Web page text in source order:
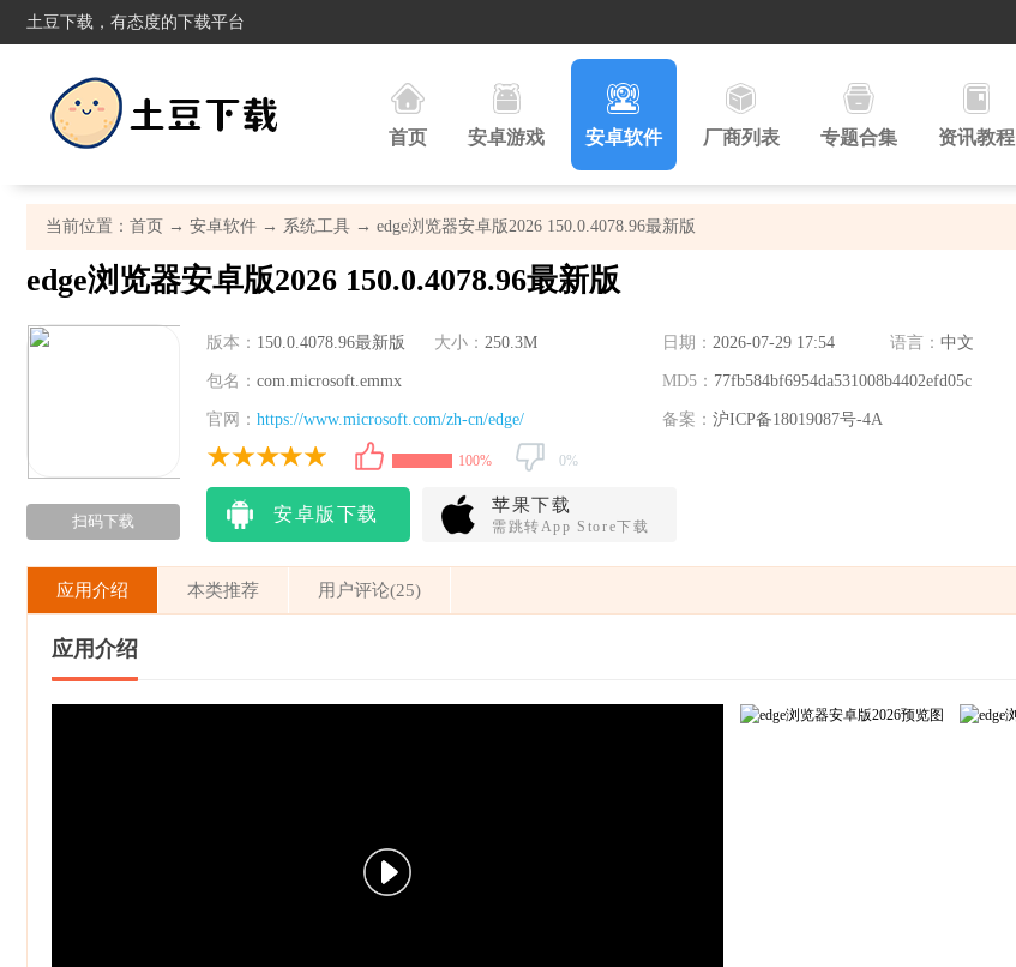
土豆下载，有态度的下载平台
首页 安卓游戏 安卓软件 厂商列表 专题合集 资讯教程
当前位置： 首页 → 安卓软件 → 系统工具 → edge浏览器安卓版2026 150.0.4078.96最新版
edge浏览器安卓版2026 150.0.4078.96最新版
扫码下载
版本： 150.0.4078.96最新版 大小： 250.3M 日期： 2026-07-29 17:54 语言： 中文
包名： com.microsoft.emmx MD5： 77fb584bf6954da531008b4402efd05c
官网： https://www.microsoft.com/zh-cn/edge/ 备案： 沪ICP备18019087号-4A
100% 0%
安卓版下载 苹果下载
需跳转App Store下载
应用介绍 本类推荐 用户评论(25)
应用介绍